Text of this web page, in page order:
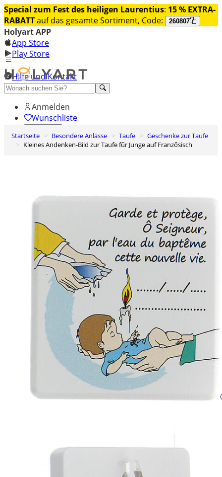
Special zum Fest des heiligen Laurentius: 15 % EXTRA-
RABATTauf das gesamte Sortiment, Code: 260807
Holyart APP
App Store
Play Store
Hilfe und Kontakt
Entdecken Sie Premium
Anmelden
Wunschliste
0
Warenkorb
Startseite Besondere Anlässe Taufe
Geschenke zur Taufe
Kleines Andenken-Bild zur Taufe fűr Junge auf Franzősisch